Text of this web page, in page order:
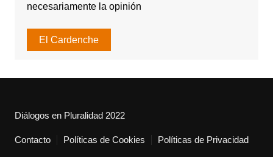
necesariamente la opinión
El Cardenche
Diálogos en Pluralidad 2022
Contacto Políticas de Cookies Políticas de Privacidad